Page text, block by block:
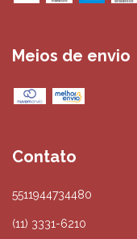
Meios de envio
Contato
5511944734480
(11) 3331-6210